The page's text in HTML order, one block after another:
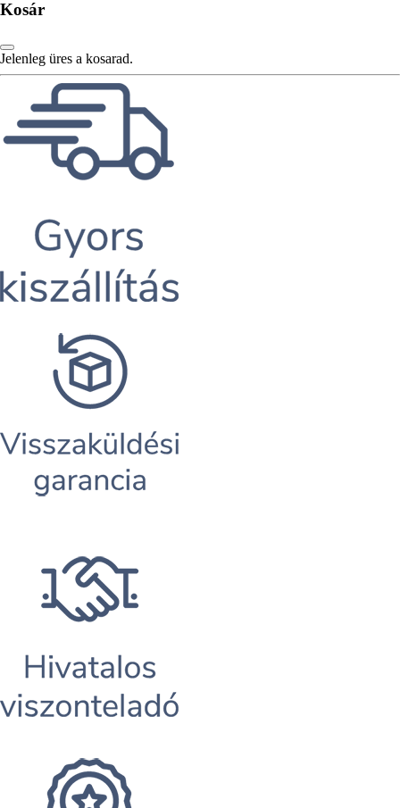
Kosár
Jelenleg üres a kosarad.